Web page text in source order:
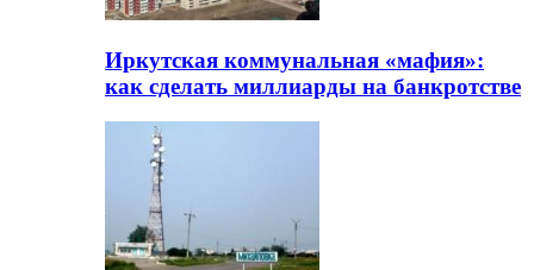
Иркутская коммунальная «мафия»:
как сделать миллиарды на банкротстве